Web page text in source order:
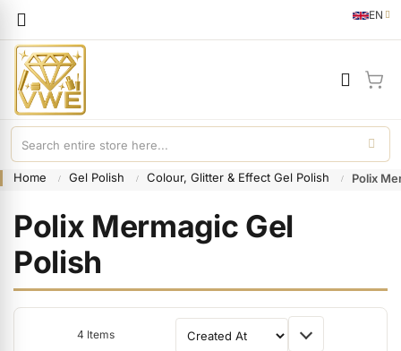
Language
EN
English
My
Home Gel Polish Colour, Glitter & Effect Gel Polish Polix
Polix Mermagic Gel
Polish
4 Items
Sort By